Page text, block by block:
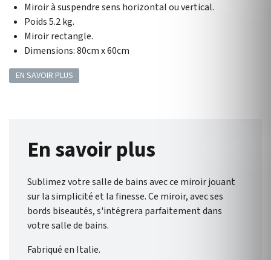
Miroir à suspendre sens horizontal ou vertical.
Poids 5.2 kg.
Miroir rectangle.
Dimensions: 80cm x 60cm
EN SAVOIR PLUS
En savoir plus
Sublimez votre salle de bains avec ce miroir jouant
sur la simplicité et la finesse. Ce miroir, avec ses
bords biseautés, s'intégrera parfaitement dans
votre salle de bains.
Fabriqué en Italie.